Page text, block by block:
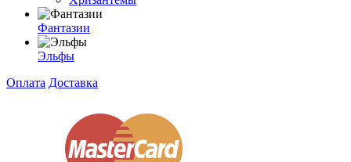
Фантазии
Эльфы
Оплата Доставка